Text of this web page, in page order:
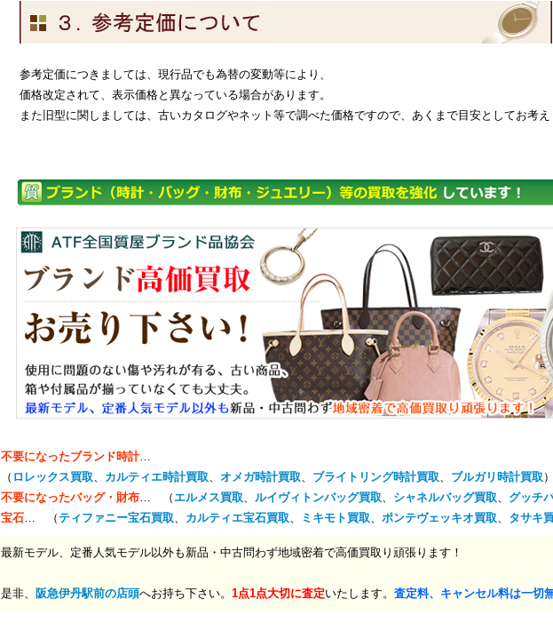
参考定価につきましては、現行品でも為替の変動等により、
価格改定されて、表示価格と異なっている場合があります。
また旧型に関しましては、古いカタログやネット等で調べた価格ですので、あくまで目安としてお考え
不要になったブランド時計…
（ ロレックス買取、 カルティエ時計買取、 オメガ時計買取、 ブライトリング時計買取、 ブルガリ時計買取
不要になったバッグ・財布… （ エルメス買取、 ルイヴィトンバッグ買取、 シャネルバッグ買取、 グッチ
宝石… （ティファニー宝石買取、 カルティエ宝石買取、 ミキモト買取、 ポンテヴェッキオ買取、 タサキ
最新モデル、定番人気モデル以外も新品・中古問わず地域密着で高価買取り頑張ります！
是非、 阪急伊丹駅前の店頭へお持ち下さい。 1点1点大切に査定いたします。 査定料、キャンセル料は一切